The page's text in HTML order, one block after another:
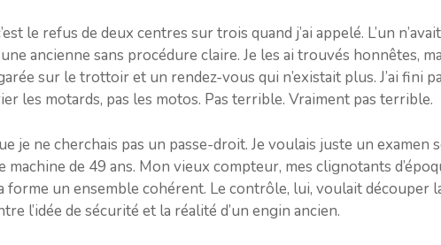
le refus de deux centres sur trois quand j’ai appelé. L’un
ancienne sans procédure claire. Je les ai trouvés honnêtes,
sur le trottoir et un rendez-vous qui n’existait plus. J’ai fini
les motards, pas les motos. Pas terrible. Vraiment pas terrible.
je ne cherchais pas un passe-droit. Je voulais juste un examen
machine de 49 ans. Mon vieux compteur, mes clignotants
forme un ensemble cohérent. Le contrôle, lui, voulait découper
l’idée de sécurité et la réalité d’un engin ancien.